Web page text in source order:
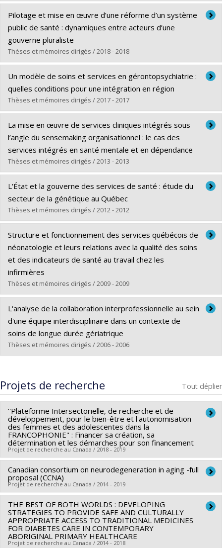
Lien vers le document dans Papyrus
Diplômé(e) :Teodorescu, Hermina
Cycle :Doctorat
Diplôme obtenu :Ph. D.
Lien vers le document dans Papyrus
Pilotage et mise en œuvre d’une réforme d’un système
public de santé : dynamiques entre acteurs d’une
gouverne pluraliste
Thèses et mémoires dirigés / 2018 - 2018
Diplômé(e) :Collin, Stéphanie
Cycle : Doctorat
Diplôme obtenu :Ph. D.
Lien vers le document dans Papyrus
Un modèle de soins et services en gérontopsychiatrie :
quelles conditions pour une intégration en région
Thèses et mémoires dirigés / 2017 - 2017
Diplômé(e) :Bourricand-Valois, Marie-Françoise
Cycle :Maîtrise
Diplôme obtenu :M. Sc.
Lien vers le document dans Papyrus
La mise en œuvre de services cliniques intégrés sous
l’angle du sensemaking organisationnel : le cas des
services intégrés en santé mentale et en dépendance
Thèses et mémoires dirigés / 2013 - 2013
Diplômé(e) :Sylvain, Chantal
Cycle :Doctorat
Diplôme obtenu :Ph. D.
Lien vers le document dans Papyrus
L'État et la gouverne des services de santé : étude du
secteur de la génétique au Québec
Thèses et mémoires dirigés / 2012 - 2012
Diplômé(e) :Paquette, Marie-Andrée
Cycle :Doctorat
Diplôme obtenu :Ph. D.
Lien vers le document dans Papyrus
Structure et fonctionnement des services québécois de
néonatologie et leurs relations avec la qualité des soins
et des indicateurs de santé au travail chez les
infirmières
Thèses et mémoires dirigés / 2009 - 2009
Diplômé(e) :Rochefort, Christian
Cycle :Doctorat
Diplôme obtenu :Ph. D.
Lien vers le document dans Papyrus
L'analyse de la collaboration interprofessionnelle au sein
d'une équipe interdisciplinaire dans un contexte de
soins de longue durée gériatrique
Thèses et mémoires dirigés / 2006 - 2006
Cycle :Maîtrise
Diplôme obtenu :M. Sc.
Lien vers le document dans Papyrus
Projets de recherche Tout déplier
''Plateforme Intersectorielle, de recherche et de
développement, pour le bien-être et l'autonomisation
des femmes et des adolescentes dans la
FRANCOPHONIE'' : Financer sa création, sa
détermination et les démarches pour son financement
Projet de recherche au Canada / 2018 - 2019
Chercheur principal : Marie Hatem
Co-chercheurs : Violaine Lemay ,Lise Lamothe
Sources de financement :CRSH/Conseil de recherches en
sciences humaines du Canada
Programmes de subvention :PVXXXXXX-FGR – Subvention
de recherche institutionnelle
Canadian consortium on neurodegeneration in aging -full
proposal (CCNA)
Projet de recherche au Canada / 2014 - 2019
Chercheur principal : Howard Chertkow
Co-chercheurs : Guylaine Ferland,Jean-Pierre Gagné,
Pierrette Gaudreau, Hélène Kergoat,Sylvie Belleville
Julien Doyon,Marie-Jeanne Kergoat ,
THE BEST OF BOTH WORLDS : DEVELOPING
STRATEGIES TO PROVIDE SAFE AND CULTURALLY
APPROPRIATE ACCESS TO TRADITIONAL MEDICINES
FOR DIABETES CARE IN CONTEMPORARY
ABORIGINAL PRIMARY HEALTHCARE
Projet de recherche au Canada / 2014 - 2018